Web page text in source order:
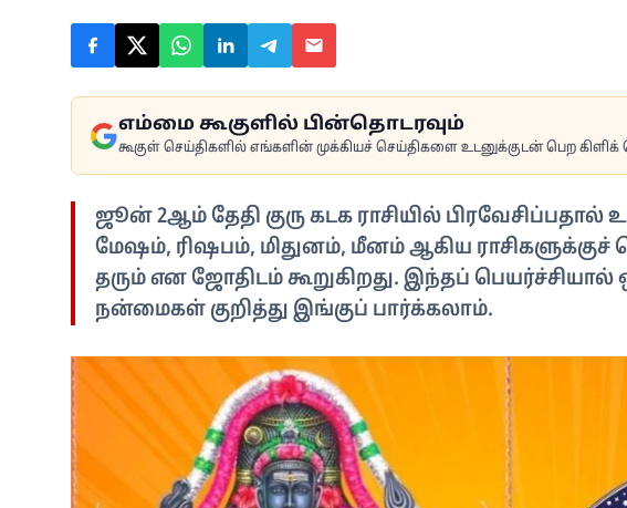
எம்மை கூகுளில் பின்தொடரவும்
கூகுள் செய்திகளில் எங்களின் முக்கியச் செய்திகளை உடனுக்குடன் பெற கிளிக்
ஜூன் 2ஆம் தேதி குரு கடக ராசியில்
மேஷம், ரிஷபம், மிதுனம், மீனம் ஆகிய ராசிகளுக்குச்
தரும் என ஜோதிடம் கூறுகிறது. இந்தப் பெயர்ச்சியால்
நன்மைகள் குறித்து இங்குப் பார்க்கலாம்.